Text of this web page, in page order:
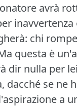
avrà
chi
questa è
dir nulla per
dacché se ne
a